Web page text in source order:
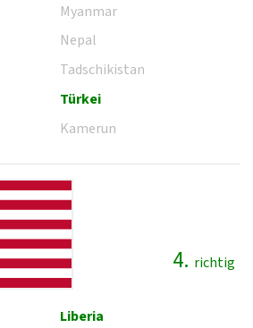
Myanmar
Nepal
Tadschikistan
Türkei
Kamerun
4. richtig
Liberia